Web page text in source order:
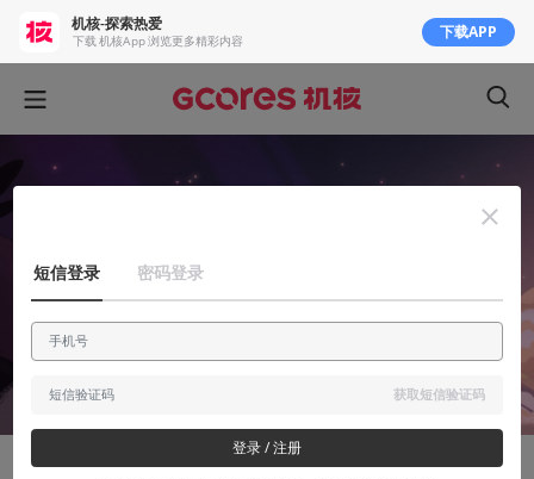
机核-探索热爱
下载 机核App 浏览更多精彩内容 下载APP
短信登录 密码登录
获取短信验证码
登录 / 注册